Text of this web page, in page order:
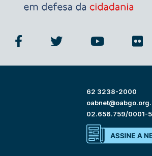
62 3238-2000
02.656.759/0001-